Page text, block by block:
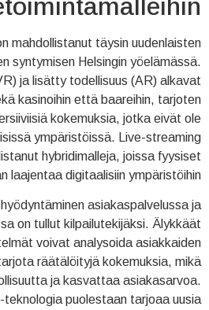
mahdollistanut täysin uudenlaisten
syntymisen Helsingin yöelämässä.
ja lisätty todellisuus (AR) alkavat
kasinoihin että baareihin, tarjoten
kokemuksia, jotka eivät ole
ympäristöissä. Live-streaming
hybridimalleja, joissa fyysiset
laajentaa digitaalisiin ympäristöihin.
asiakaspalvelussa ja
on tullut kilpailutekijäksi. Älykkäät
voivat analysoida asiakkaiden
räätälöityjä kokemuksia, mikä
ja kasvattaa asiakasarvoa.
teknologia puolestaan tarjoaa uusia